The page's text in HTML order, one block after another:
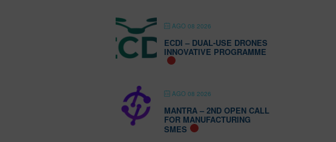
AGO 08 2026
ECDI – DUAL-USE DRONES
INNOVATIVE PROGRAMME
AGO 08 2026
MANTRA – 2ND OPEN CALL
FOR MANUFACTURING
SMES